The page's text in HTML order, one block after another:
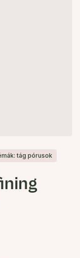
tág pórusok